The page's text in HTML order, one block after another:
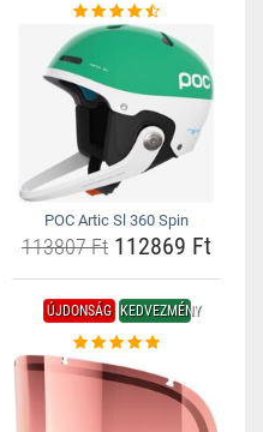
POC Artic Sl 360 Spin
113807 Ft 112869 Ft
ÚJDONSÁG KEDVEZMÉNY